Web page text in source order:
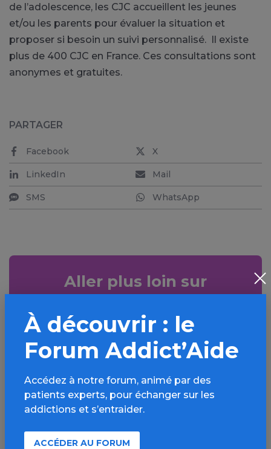
de l’adolescence, les CJC accueillent les jeunes
et/ou les parents pour évaluer la situation et
proposer si besoin un suivi personnalisé. Il existe
plus de 400 CJC en France. Ces consultations sont
anonymes et gratuites.
PARTAGER
Facebook X
LinkedIn Mail
SMS WhatsApp
Aller plus loin sur
l’espace Alcool
Informations, parcours d’évaluations,
bonnes pratiques, FAQ, annuaires,
ressources, actualités...
Découvrir
À découvrir : le
Forum Addict’Aide
Accédez à notre forum, animé par des
patients experts, pour échanger sur les
addictions et s’entraider.
ACCÉDER AU FORUM